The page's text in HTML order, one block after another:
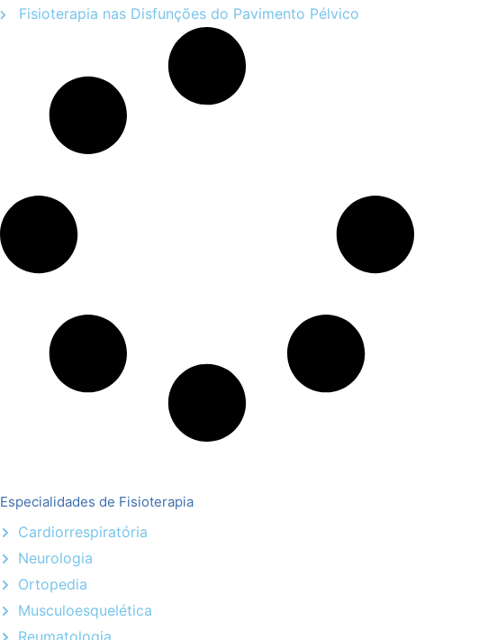
Fisioterapia nas Disfunções do Pavimento Pélvico
Especialidades de Fisioterapia
Cardiorrespiratória
Neurologia
Ortopedia
Musculoesquelética